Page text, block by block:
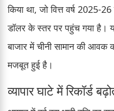
किया था, जो वित्त वर्ष
डॉलर के स्तर पर पहुंच गया है।
बाजार में चीनी सामान की
मजबूत हुई है।
व्यापार घाटे में रिकॉर्ड